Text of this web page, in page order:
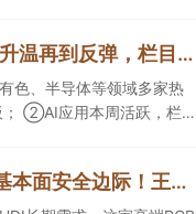
的合规资质，这家公司获净
【九点特供周回顾】从超跌到情绪升温再到反弹，栏目梳理AI应用题材逻辑，AI教育人气公司解读后获4连板
色、半导体等领域多家热
目
【风口研报回顾】兼顾成长逻辑+基本面安全边际！王牌自营前瞻覆盖“pcb+MLCC+电子布”，梳理AI产业链优质标的“深坑起跳”